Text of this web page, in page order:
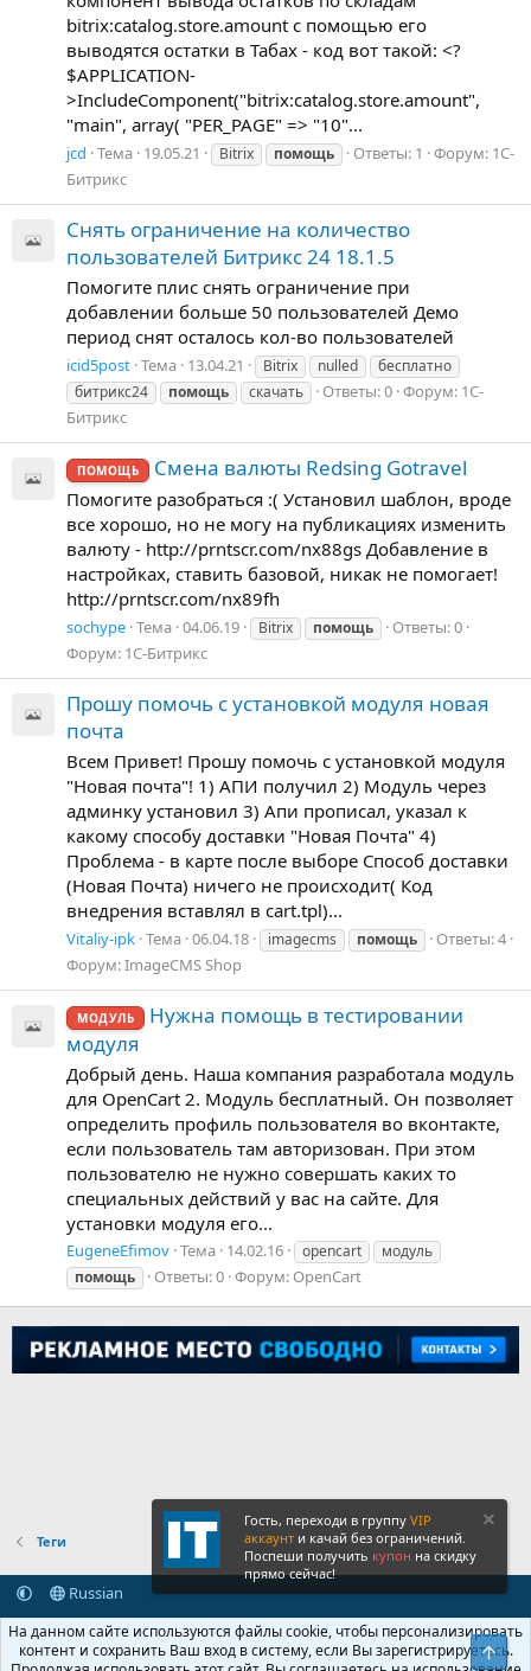
bitrix:catalog.store.amount с помощью его
выводятся остатки в Табах - код вот такой: <?
$APPLICATION-
>IncludeComponent("bitrix:catalog.store.amount",
"main", array( "PER_PAGE" => "10"...
jcd Тема 19.05.21 Bitrix помощь Ответы: 1 Форум: 1С-
Битрикс
Снять ограничение на количество
пользователей Битрикс 24 18.1.5
Помогите плис снять ограничение при
добавлении больше 50 пользователей Демо
период снят осталось кол-во пользователей
icid5post Тема 13.04.21 Bitrix nulled
бесплатно
битрикс24
помощь скачать Ответы: 0 Форум: 1С-
Битрикс
ПОМОЩЬ Смена валюты Redsing Gotravel
Помогите разобраться :( Установил шаблон, вроде
все хорошо, но не могу на публикациях изменить
валюту - http://prntscr.com/nx88gs Добавление в
настройках, ставить базовой, никак не помогает!
http://prntscr.com/nx89fh
sochype Тема 04.06.19 Bitrix помощь
Ответы: 0
Форум: 1С-Битрикс
Прошу помочь с установкой модуля новая
почта
Всем Привет! Прошу помочь с установкой модуля
"Новая почта"! 1) АПИ получил 2) Модуль через
админку установил 3) Апи прописал, указал к
какому способу доставки "Новая Почта" 4)
Проблема - в карте после выборе Способ доставки
(Новая Почта) ничего не происходит( Код
внедрения вставлял в cart.tpl)...
Vitaliy-ipk Тема 06.04.18 imagecms помощь
Ответы: 4
Форум:ImageCMS Shop
МОДУЛЬ
Нужна помощь в тестировании
модуля
Добрый день. Наша компания разработала модуль
для OpenCart 2. Модуль бесплатный. Он позволяет
определить профиль пользователя во вконтакте,
если пользователь там авторизован. При этом
пользователю не нужно совершать каких то
специальных действий у вас на сайте. Для
установки модуля его...
EugeneEfimov Тема 14.02.16 opencart
модуль
помощь
Ответы: 0 Форум: OpenCart
Теги
Russian
Обратная связь
Условия и правила
Политика конфиденциальности
Помощь Главная
R
S
Гость, переходи в группу VIP
аккаунт и качай без ограничений.
Поспеши получить купон на скидку
прямо сейчас!
На данном сайте используются файлы cookie, чтобы персонализировать
контент и сохранить Ваш вход в систему, если Вы зарегистрируетесь.